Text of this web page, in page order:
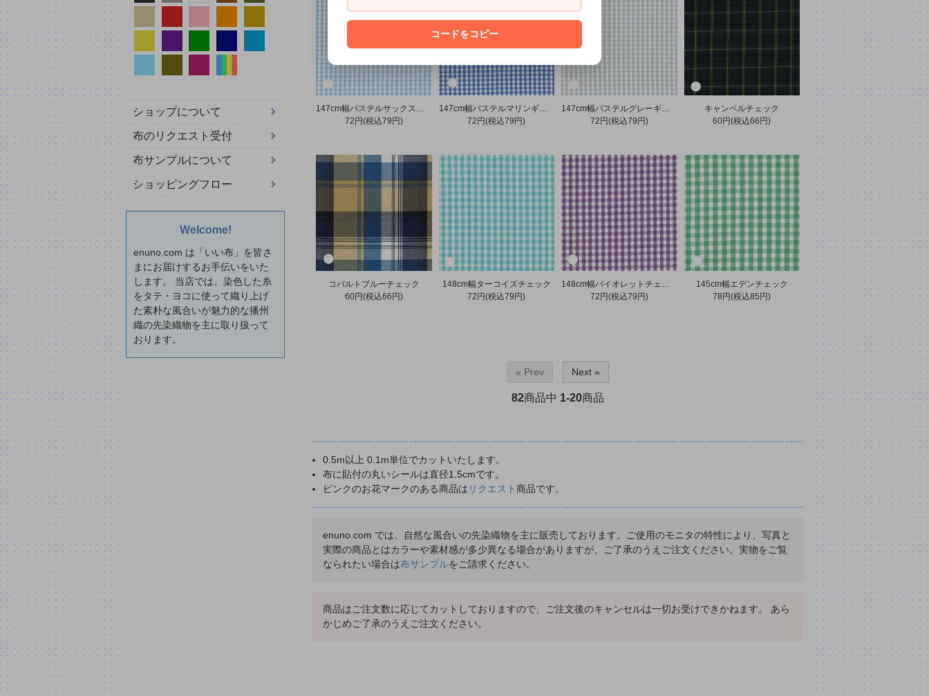
147cm幅パステルサックスギンガムチェック
72円(税込79円)
147cm幅パステルマリンギンガムチェック
72円(税込79円)
147cm幅パステルグレーギンガムチェック
72円(税込79円)
キャンベルチェック
60円(税込66円)
コバルトブルーチェック
60円(税込66円)
148cm幅ターコイズチェック
72円(税込79円)
72円(税込79円)
145cm幅エデンチェック
78円(税込85円)
« Prev Next »
82商品中 1-20商品
0.5m以上 0.1m単位でカットいたします。
布に貼付の丸いシールは直径1.5cmです。
ピンクのお花マークのある商品は リクエスト商品です。
enuno.com では、自然な風合いの先染織物を主に販売しております。ご使用のモニタの特性により、写真と
実際の商品とはカラーや素材感が多少異なる場合がありますが、ご了承のうえご注文ください。実物をご覧
なられたい場合は布サンプルをご請求ください。
商品はご注文数に応じてカットしておりますので、ご注文後のキャンセルは一切お受けできかねます。 あら
かじめご了承のうえご注文ください。
ショップについて
布のリクエスト受付
布サンプルについて
ショッピングフロー
Welcome!
enuno.com は「いい布」を皆さ
まにお届けするお手伝いをいた
します。 当店では、染色した糸
をタテ・ヨコに使って織り上げ
た素朴な風合いが魅力的な播州
織の先染織物を主に取り扱って
おります。
コードをコピー